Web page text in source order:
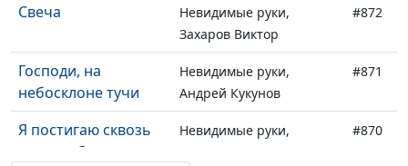
Свеча
Невидимые руки,
Захаров Виктор
#872
Господи, на
небосклоне тучи
Невидимые руки,
Андрей Кукунов
#871
Я постигаю сквозь
слезы и боль
Невидимые руки,
#870